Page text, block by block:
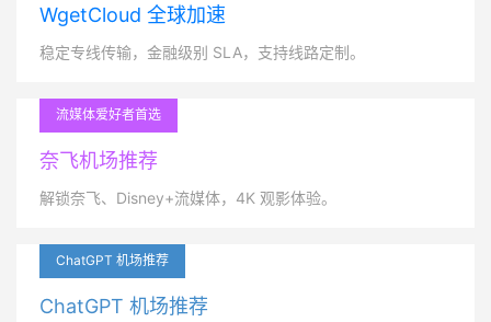
WgetCloud 全球加速
稳定专线传输，金融级别 SLA，支持线路定制。
流媒体爱好者首选
奈飞机场推荐
解锁奈飞、Disney+流媒体，4K 观影体验。
ChatGPT 机场推荐
ChatGPT 机场推荐